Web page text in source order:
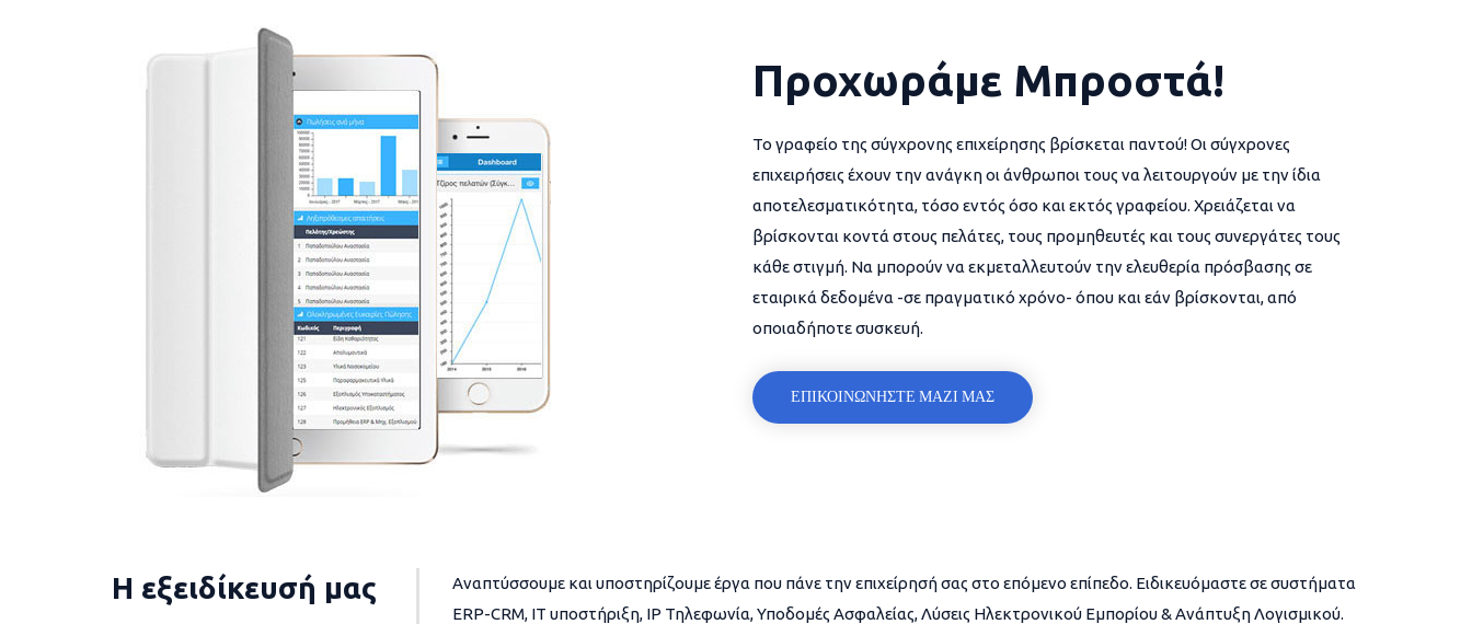
Προχωράμε Μπροστά!
Το γραφείο της σύγχρονης επιχείρησης βρίσκεται παντού! Οι σύγχρονες
επιχειρήσεις έχουν την ανάγκη οι άνθρωποι τους να λειτουργούν με την ίδια
αποτελεσματικότητα, τόσο εντός όσο και εκτός γραφείου. Χρειάζεται να
βρίσκονται κοντά στους πελάτες, τους προμηθευτές και τους συνεργάτες τους
κάθε στιγμή. Να μπορούν να εκμεταλλευτούν την ελευθερία πρόσβασης σε
εταιρικά δεδομένα -σε πραγματικό χρόνο- όπου και εάν βρίσκονται, από
οποιαδήποτε συσκευή.
ΕΠΙΚΟΙΝΩΝΗΣΤΕ ΜΑΖΙ ΜΑΣ
Η εξειδίκευσή μας
Αναπτύσσουμε και υποστηρίζουμε έργα που πάνε την επιχείρησή σας στο επόμενο επίπεδο. Ειδικευόμαστε σε συστήματα
ERP-CRM, IT υποστήριξη, IP Τηλεφωνία, Υποδομές Ασφαλείας, Λύσεις Ηλεκτρονικού Εμπορίου & Ανάπτυξη Λογισμικού.